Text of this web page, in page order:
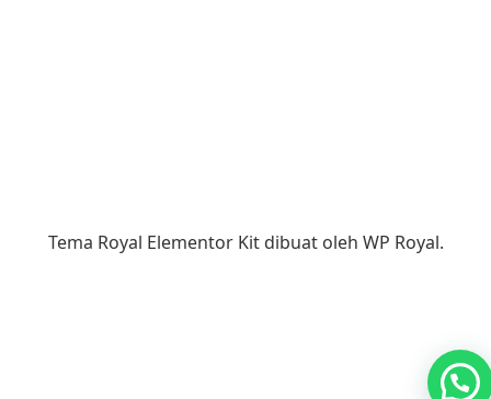
Tema Royal Elementor Kit dibuat oleh WP Royal.